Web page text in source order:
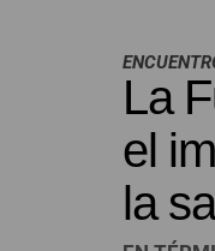
La
el
la